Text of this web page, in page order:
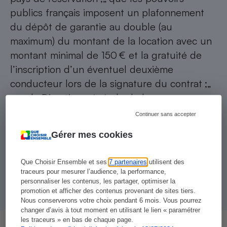
Gérer mes cookies
Que Choisir Ensemble et ses7 partenaires utilisent des
traceurs pour mesurer l’audience, la performance,
personnaliser les contenus, les partager, optimiser la
promotion et afficher des contenus provenant de sites tiers.
Nous conserverons votre choix pendant 6 mois. Vous pourrez
changer d’avis à tout moment en utilisant le lien « paramétrer
les traceurs » en bas de chaque page.
Continuer sans accepter
publics français imposent un plafonnement
du dépôt de garantie au double (au
maximum) du montant de la location avec un
montant minimal de 150 € et la gratuité de
l’inscription d’un éventuel deuxième
conducteur lors de la signature du contrat ;„
que la Direction générale de la ­concurrence,
de la consommation et de la répression des
l’envoi de devis ou factures préalablement à
toute utilisation du dépôt de garantie, comme
l’exigent d’ailleurs diverses décisions de
justice sur cette question.